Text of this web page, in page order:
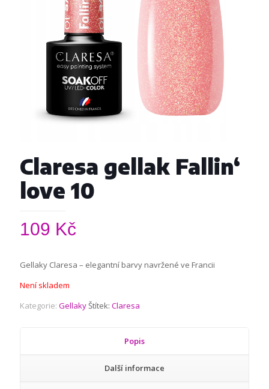
Claresa gellak Fallin‘
love 10
109 Kč
Gellaky Claresa – elegantní barvy navržené ve Francii
Není skladem
Kategorie: GellakyŠtítek: Claresa
Popis
Další informace